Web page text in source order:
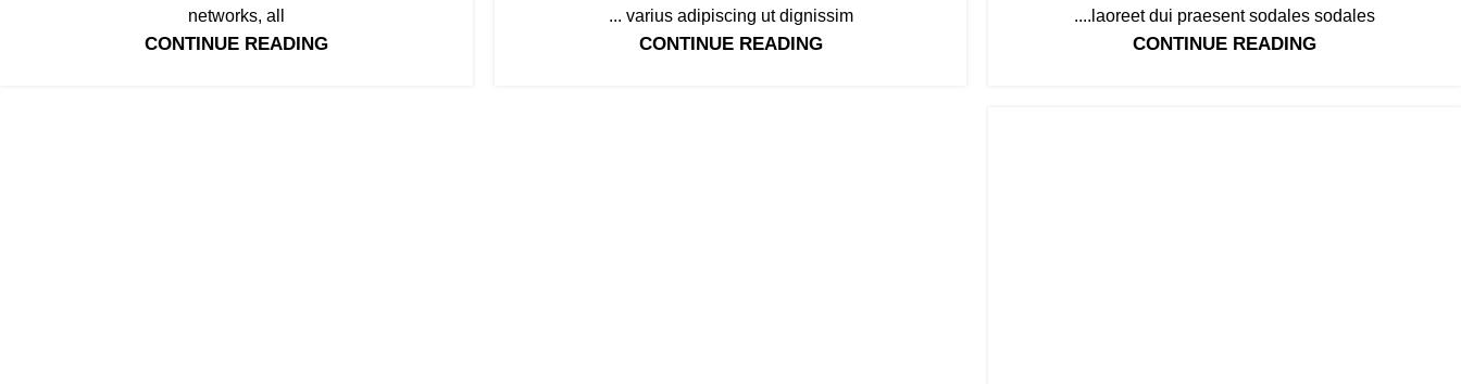
laoreet dui praesent sodales sodales....
CONTINUE READING
varius adipiscing ut dignissim ...
CONTINUE READING
networks, all
CONTINUE READING